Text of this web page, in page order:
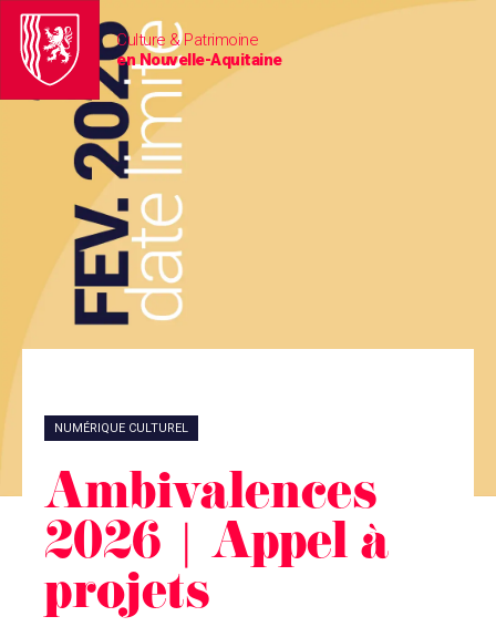
Culture & Patrimoine
en Nouvelle-Aquitaine
NUMÉRIQUE CULTUREL
Ambivalences
2026 | Appel à
projets